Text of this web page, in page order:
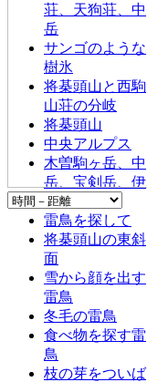
荘、天狗荘、中
岳
サンゴのような
樹氷
将棊頭山と西駒
山荘の分岐
将棊頭山
中央アルプス
木曽駒ヶ岳、中
岳、宝剣岳、伊
那前岳
雷鳥を探して
将棊頭山の東斜
面
雪から顔を出す
雷鳥
冬毛の雷鳥
食べ物を探す雷
鳥
枝の芽をついば